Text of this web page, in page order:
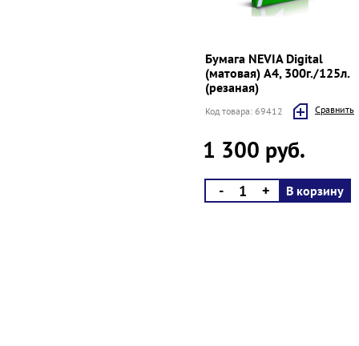
Бумага NEVIA Digital
(матовая) А4, 300г./125л.
(резаная)
Код товара: 69412 Cравнить
1 300 руб.
- + В корзину